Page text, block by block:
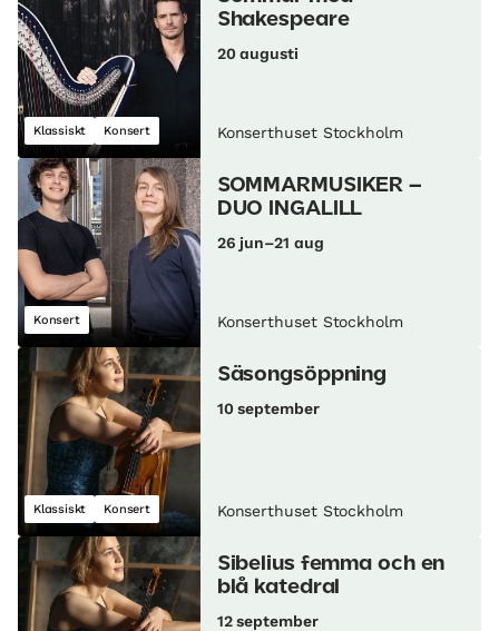
Klassiskt Konsert
Shakespeare
20 augusti
Konserthuset Stockholm
Konsert
SOMMARMUSIKER –
DUO INGALILL
26 jun–21 aug
Konserthuset Stockholm
Klassiskt Konsert
Säsongsöppning
10 september
Konserthuset Stockholm
Sibelius femma och en
blå katedral
12 september